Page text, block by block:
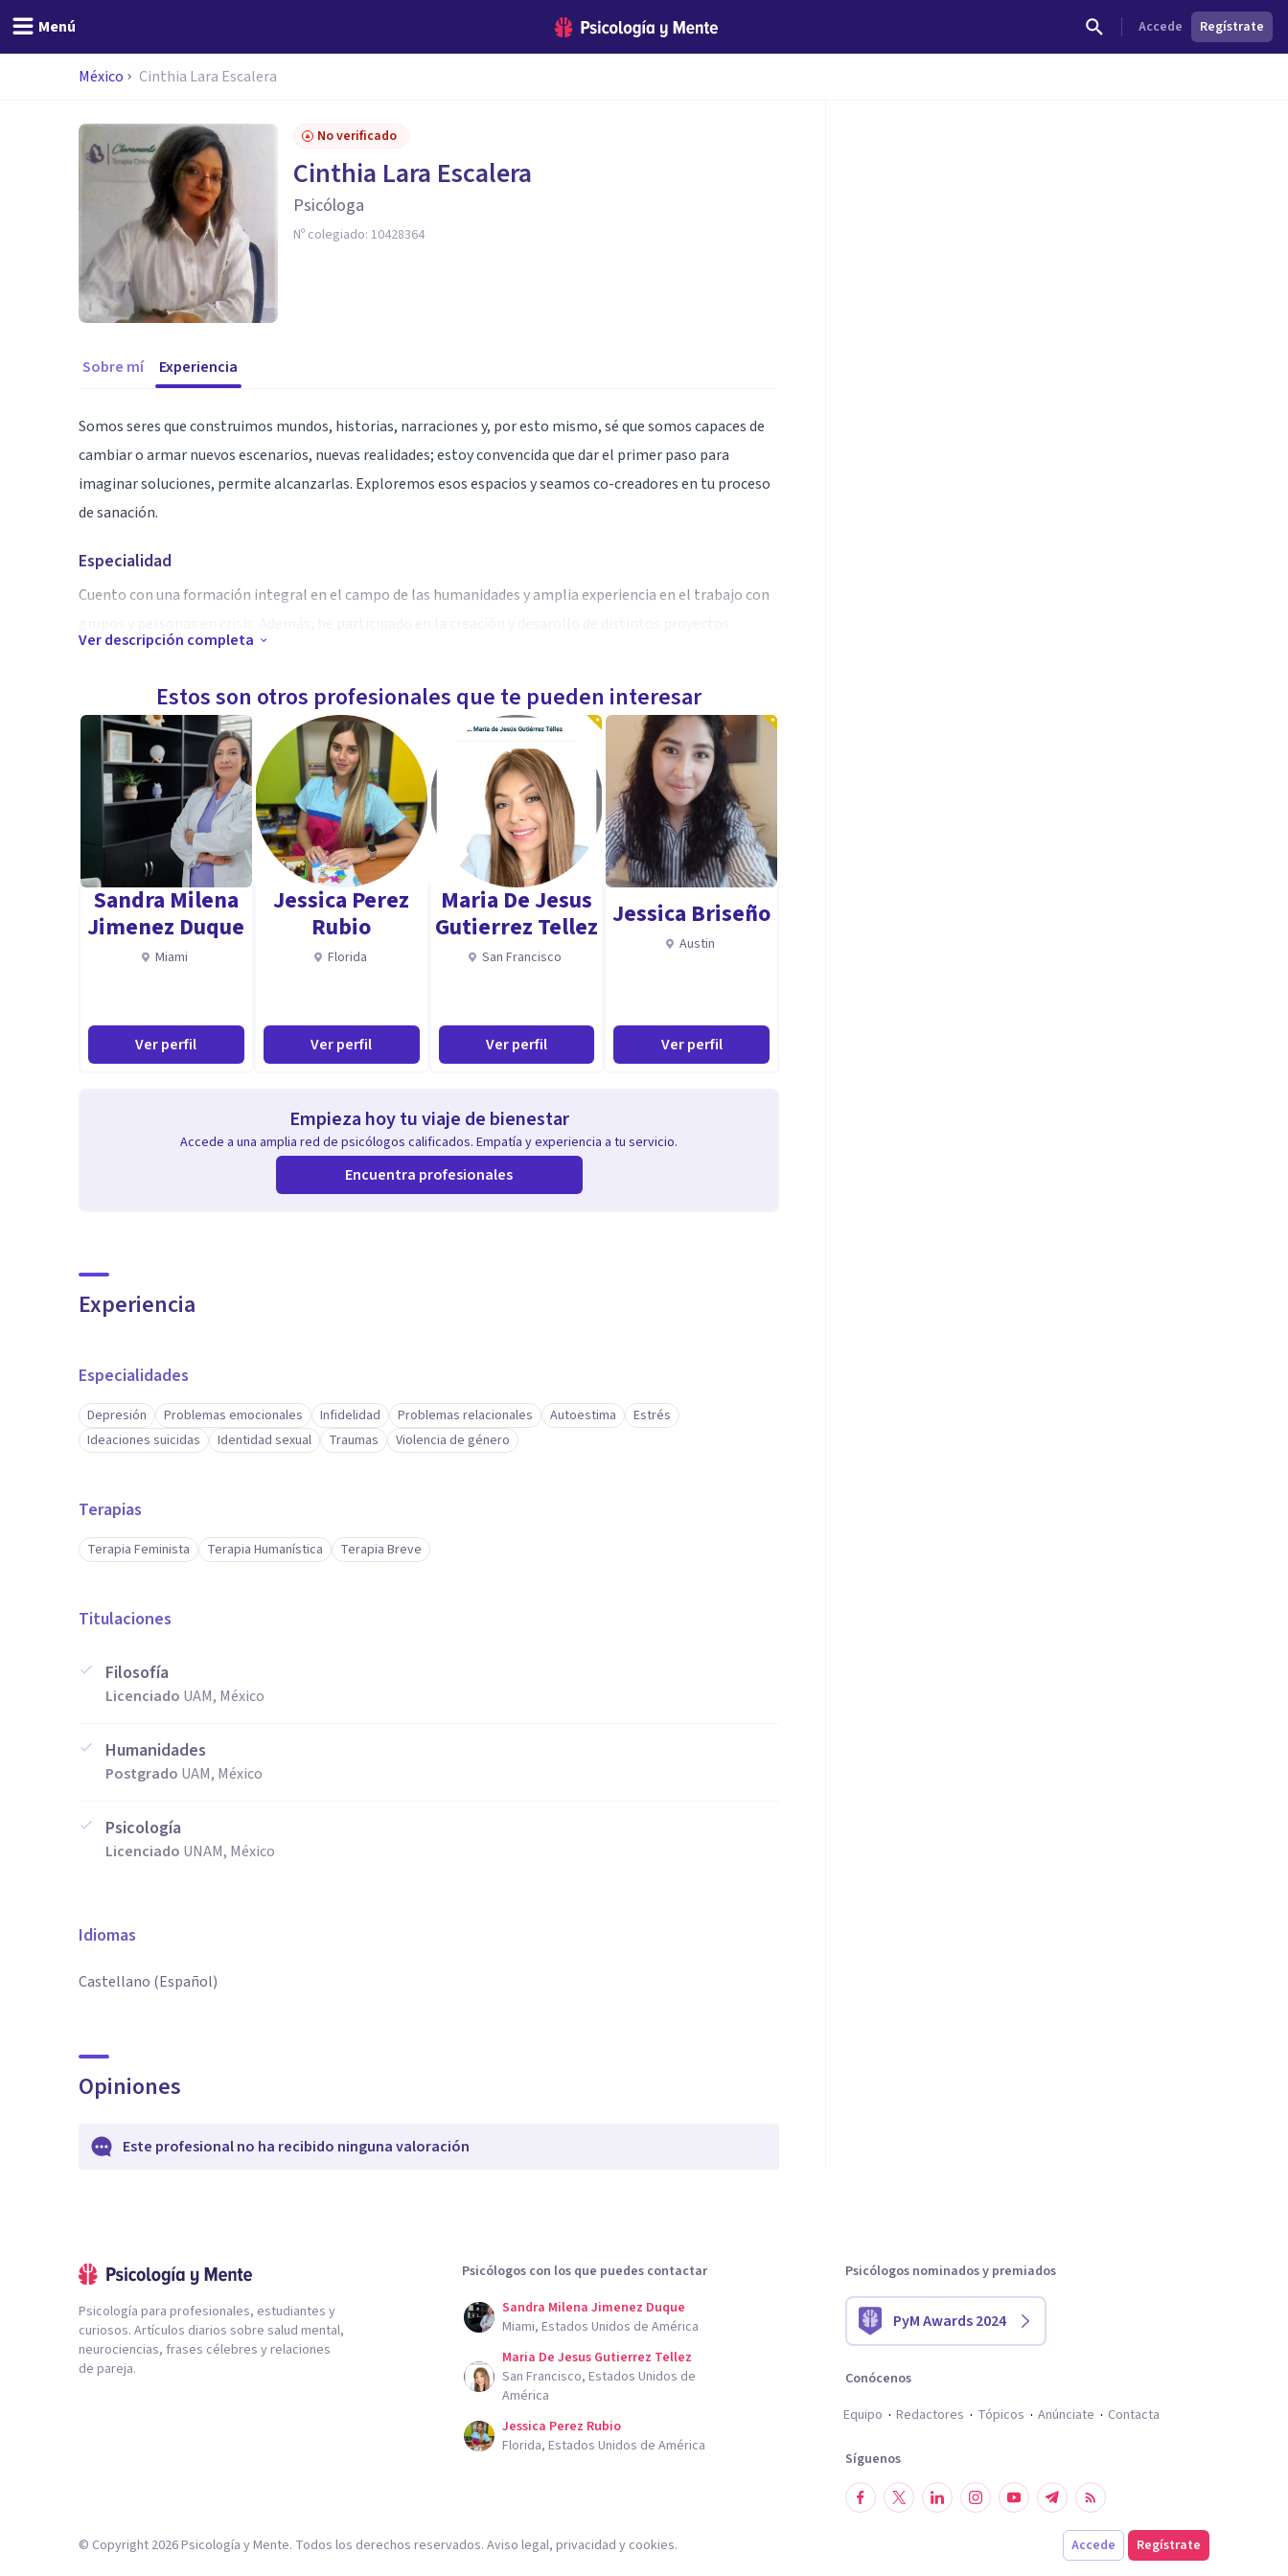
Menú Accede Regístrate
México Cinthia Lara Escalera
No verificado
Cinthia Lara Escalera
Psicóloga
Nº colegiado: 10428364
Sobre mí Experiencia
Somos seres que construimos mundos, historias, narraciones y, por esto mismo, sé que somos capaces de
cambiar o armar nuevos escenarios, nuevas realidades; estoy convencida que dar el primer paso para
imaginar soluciones, permite alcanzarlas. Exploremos esos espacios y seamos co-creadores en tu proceso
de sanación.
Especialidad
Cuento con una formación integral en el campo de las humanidades y amplia experiencia en el trabajo con
arteterapéuticos. Finalmente, soy fundadora del proyecto de atención psicológica Claramente.
Soy psicóloga egresada de la UNAM. Desde hace varios años me he enfocado en dar acompañamiento
psicoterapéutico a distintos tipos de personas (con cuadros de depresión, ansiedad, problemas de pareja,
laborales, familiares, personas que viven y conviven con VIH/Sida, mujeres y adolescentes víctimas de
violencia, comunidad LGBT+), así como charlas y talleres con perspectiva de género, creyendo firmemente
en el poder de las palabras.
Ver descripción completa
Estos son otros profesionales que te pueden interesar
Sandra Milena
Jimenez Duque
Miami
Ver perfil
Jessica Perez
Rubio
Florida
Ver perfil
Maria De Jesus
Gutierrez Tellez
San Francisco
Ver perfil
Jessica Briseño
Austin
Ver perfil
Empieza hoy tu viaje de bienestar
Accede a una amplia red de psicólogos calificados. Empatía y experiencia a tu servicio.
Encuentra profesionales
Experiencia
Especialidades
Depresión Problemas emocionales Infidelidad Problemas relacionales Autoestima
Estrés
Ideaciones suicidas
Identidad sexual Traumas Violencia de género
Terapias
Terapia Feminista Terapia Humanística Terapia Breve
Titulaciones
Filosofía
Licenciado UAM, México
Humanidades
Postgrado UAM, México
Psicología
Licenciado UNAM, México
Idiomas
Castellano (Español)
Opiniones
Este profesional no ha recibido ninguna valoración
Psicología para profesionales, estudiantes y
curiosos. Artículos diarios sobre salud mental,
neurociencias, frases célebres y relaciones
de pareja.
Psicólogos con los que puedes contactar
Sandra Milena Jimenez Duque
Miami, Estados Unidos de América
Maria De Jesus Gutierrez Tellez
San Francisco, Estados Unidos de
América
Jessica Perez Rubio
Florida, Estados Unidos de América
Psicólogos nominados y premiados
PyM Awards 2024
Conócenos
Equipo
Redactores Tópicos Anúnciate Contacta
Síguenos
Accede Regístrate
© Copyright 2026Psicología y Mente. Todos los derechos reservados. Aviso legal, privacidad y cookies.